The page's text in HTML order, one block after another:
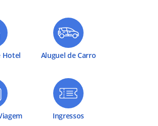
Hotel Aluguel de Carro
Ingressos